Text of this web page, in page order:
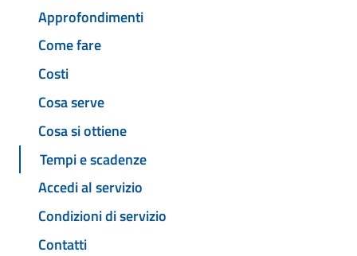
Approfondimenti
Come fare
Costi
Cosa serve
Cosa si ottiene
Tempi e scadenze
Accedi al servizio
Condizioni di servizio
Contatti